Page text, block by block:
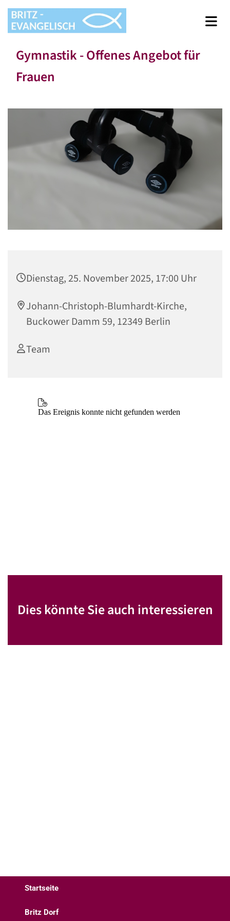
Gymnastik - Offenes Angebot für
Frauen
Dienstag, 25. November 2025, 17:00 Uhr
Johann-Christoph-Blumhardt-Kirche,
Buckower Damm 59, 12349 Berlin
Team
Dies könnte Sie auch interessieren
Startseite
Britz Dorf